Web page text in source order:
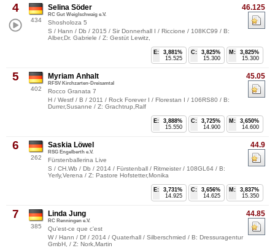
4
434
46.125
Selina Söder
RC Gut Weiglschwaig e.V.
Shosholoza 5
S / Hann / Db / 2015 / Sir Donnerhall I / Riccione / 108KC99 / B:
Alber,Dr. Gabriele / Z: Gestüt Lewitz,
M:
3,825%
15.300
C:
3,825%
15.300
E:
3,881%
15.525
5
402
45.05
Myriam Anhalt
RFSV Kirchzarten-Dreisamtal
Rocco Granata 7
H / Westf / B / 2011 / Rock Forever I / Florestan I / 106RS80 / B:
Durrer,Susanne / Z: Grachtrup,Ralf
M:
3,650%
14.600
C:
3,725%
14.900
E:
3,888%
15.550
6
262
44.9
Saskia Löwel
RSG Engelberth e.V.
Fürstenballerina Live
S / CH.Wb / Db / 2014 / Fürstenball / Ritmeister / 108GL64 / B:
Yerly,Verena / Z: Pastore Hofstetter,Monika
M:
3,837%
15.350
C:
3,656%
14.625
E:
3,731%
14.925
7
385
44.85
Linda Jung
RC Renningen e.V.
Qu'est-ce que c'est
W / Hann / Df / 2014 / Quaterhall / Silberschmied / B: Dressuragentur
GmbH, / Z: Nork,Martin